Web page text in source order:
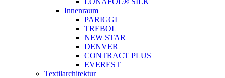
LONAFOL® SILK
Innenraum
PARIGGI
TREBOL
NEW STAR
DENVER
CONTRACT PLUS
EVEREST
Textilarchitektur